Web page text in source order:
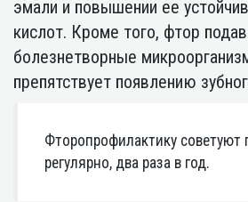
эмали и повышении ее
кислот. Кроме того, фтор
болезнетворные
препятствует появлению
Фторопрофилактику советуют
регулярно, два раза в год.